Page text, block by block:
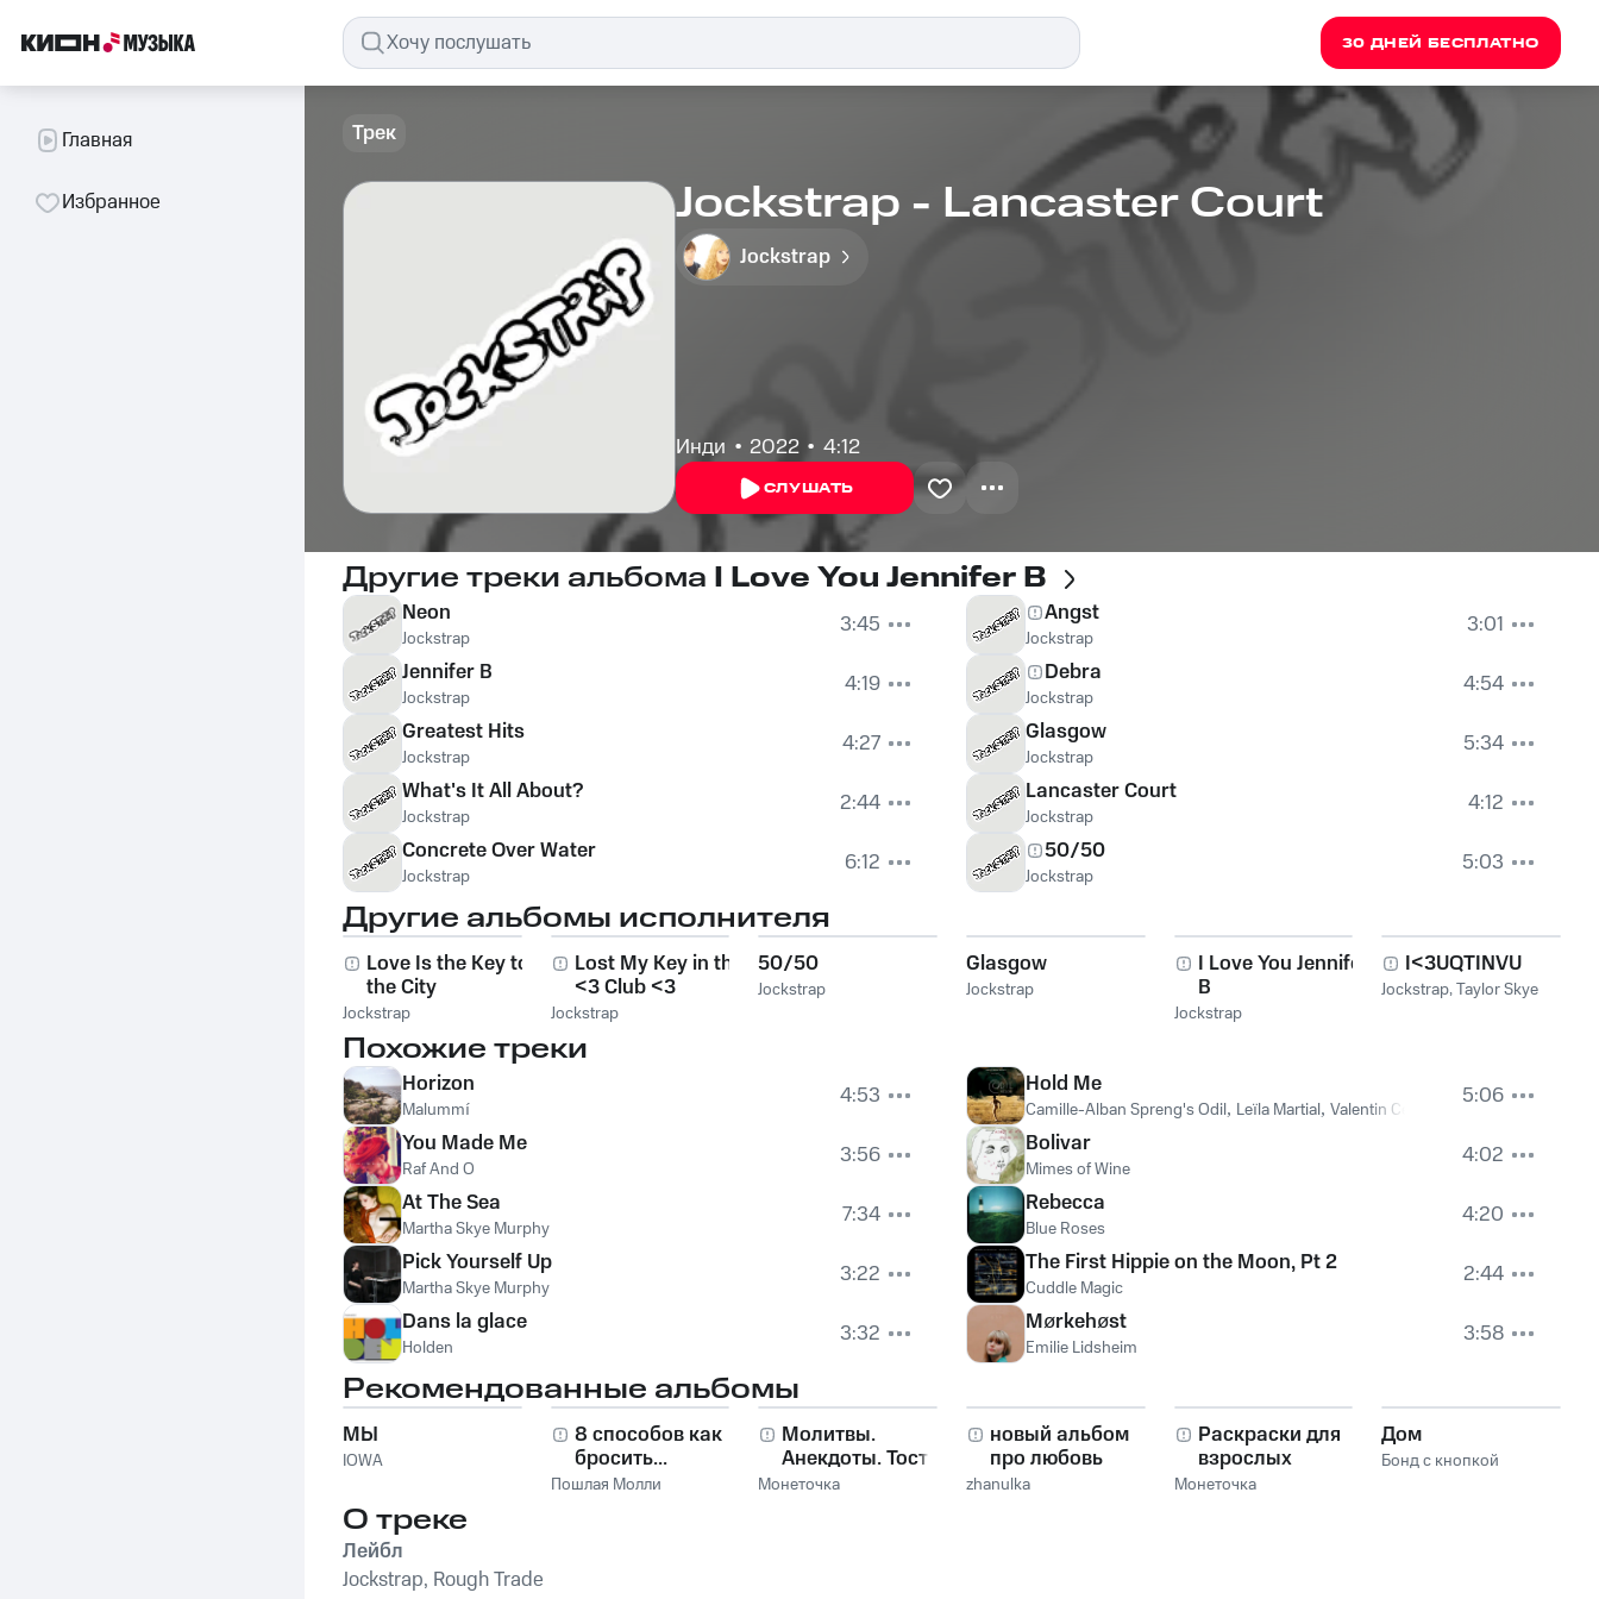
30 ДНЕЙ БЕСПЛАТНО
Главная
Избранное
Трек
Jockstrap - Lancaster Court
Jockstrap
Инди 2022 4:12
СЛУШАТЬ
Другие треки альбома I Love You Jennifer B
Neon
Jockstrap
3:45
Jennifer B
Jockstrap
4:19
Greatest Hits
Jockstrap
4:27
What's It All About?
Jockstrap
2:44
Concrete Over Water
Jockstrap 6:12
Angst
Jockstrap
3:01
Debra
Jockstrap
4:54
Glasgow
Jockstrap
5:34
Lancaster Court
Jockstrap
4:12
50/50
Jockstrap 5:03
Другие альбомы исполнителя
Love Is the Key to
the City
Jockstrap
Lost My Key in the
<3 Club <3
Jockstrap
50/50
Jockstrap
Glasgow
Jockstrap
I Love You Jennifer
B
Jockstrap
I<3UQTINVU
Jockstrap,Taylor Skye
Похожие треки
Horizon
Malummí
4:53
You Made Me
Raf And O
3:56
At The Sea
Martha Skye Murphy
7:34
Pick Yourself Up
Martha Skye Murphy
3:22
Dans la glace
Holden 3:32
Hold Me
Camille-Alban Spreng's Odil, Leïla Martial, Valentin Ceccaldi
5:06
Bolivar
Mimes of Wine
4:02
Rebecca
Blue Roses
4:20
The First Hippie on the Moon, Pt 2
Cuddle Magic
2:44
Mørkehøst
Emilie Lidsheim 3:58
Рекомендованные альбомы
МЫ
IOWA
8 способов как
бросить...
Пошлая Молли
Молитвы.
Анекдоты. Тосты.
Монеточка
новый альбом
про любовь
zhanulka
Раскраски для
взрослых
Монеточка
Дом
Бонд с кнопкой
О треке
Лейбл
Jockstrap, Rough Trade